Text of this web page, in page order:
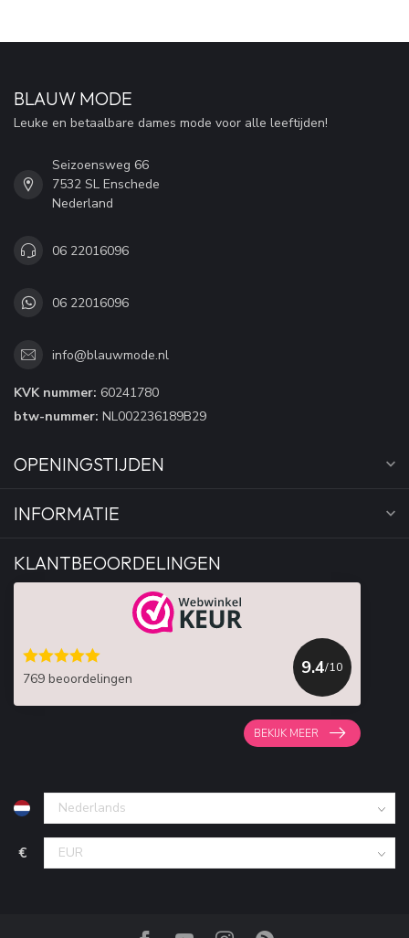
BLAUW MODE
Leuke en betaalbare dames mode voor alle leeftijden!
Seizoensweg 66
7532 SL Enschede
Nederland
06 22016096
06 22016096
info@blauwmode.nl
KVK nummer: 60241780
btw-nummer: NL002236189B29
OPENINGSTIJDEN
INFORMATIE
KLANTBEOORDELINGEN
769 beoordelingen
9.4/10
BEKIJK MEER
€